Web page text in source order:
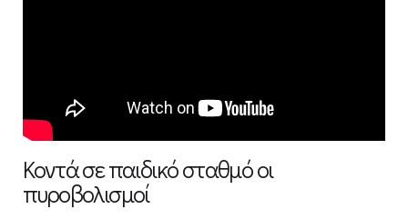
Κοντά σε παιδικό σταθμό οι
πυροβολισμοί